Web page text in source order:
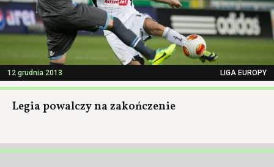
12 grudnia 2013 LIGA EUROPY
Legia powalczy na zakończenie